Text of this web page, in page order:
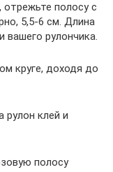
отрежьте полосу с
5,5-6 см. Длина
рулончика.
круге, доходя до
рулон клей и
полосу